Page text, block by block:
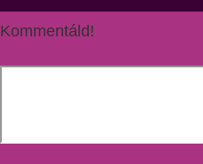
Kommentáld!